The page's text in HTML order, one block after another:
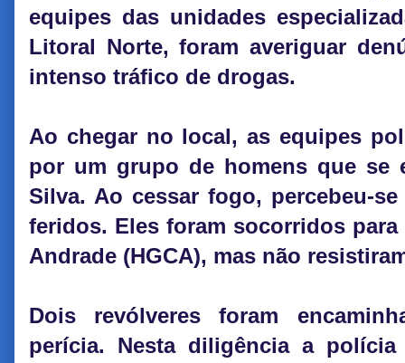
equipes das unidades
Litoral Norte, foram averiguar
intenso tráfico de drogas.
Ao chegar no local, as equipes
por um grupo de homens que se
Silva. Ao cessar fogo, percebeu-
feridos. Eles foram socorridos
Andrade (HGCA), mas não
Dois revólveres foram
perícia. Nesta diligência a polícia